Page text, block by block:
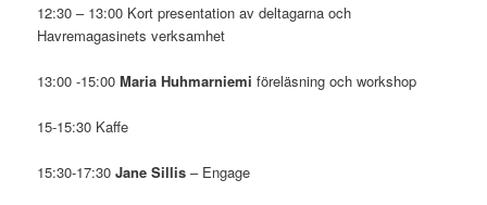
12:30 – 13:00 Kort presentation av deltagarna och
Havremagasinets verksamhet
13:00 -15:00Maria Huhmarniemi föreläsning och workshop
15-15:30 Kaffe
15:30-17:30Jane Sillis – Engage